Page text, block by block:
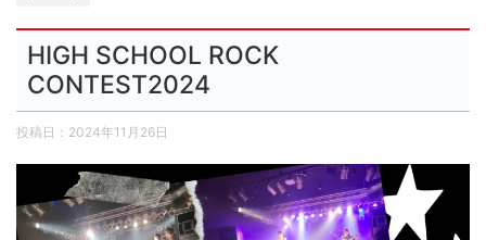
HIGH SCHOOL ROCK
CONTEST2024
投稿日： 2024年11月26日